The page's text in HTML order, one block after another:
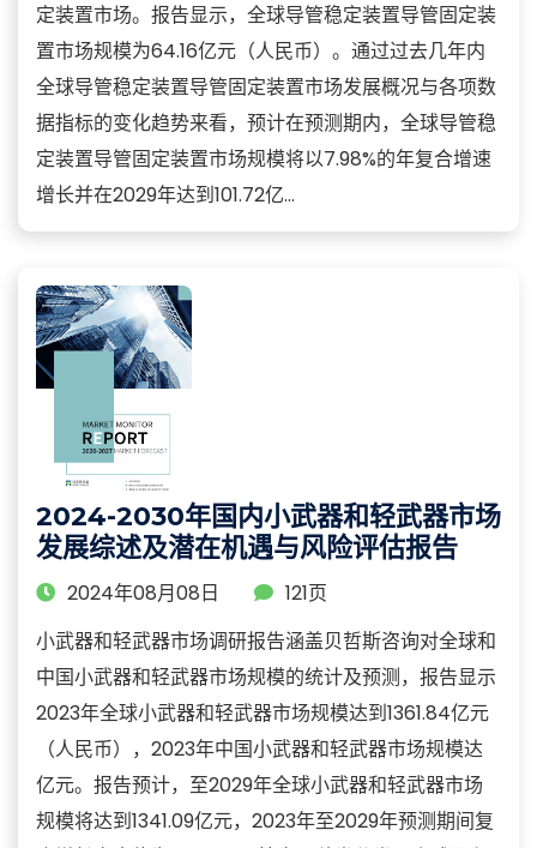
定装置市场。报告显示，全球导管稳定装置导管固定装
置市场规模为64.16亿元（人民币）。通过过去几年内
全球导管稳定装置导管固定装置市场发展概况与各项数
据指标的变化趋势来看，预计在预测期内，全球导管稳
定装置导管固定装置市场规模将以7.98%的年复合增速
增长并在2029年达到101.72亿...
2024-2030年国内小武器和轻武器市场
发展综述及潜在机遇与风险评估报告
2024年08月08日
121页
小武器和轻武器市场调研报告涵盖贝哲斯咨询对全球和
中国小武器和轻武器市场规模的统计及预测，报告显示
2023年全球小武器和轻武器市场规模达到1361.84亿元
（人民币），2023年中国小武器和轻武器市场规模达
亿元。报告预计，至2029年全球小武器和轻武器市场
规模将达到1341.09亿元，2023年至2029年预测期间复